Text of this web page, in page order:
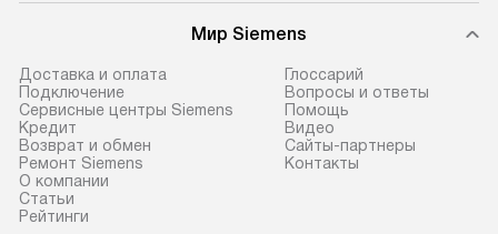
Мир Siemens
Доставка и оплата
Подключение
Сервисные центры Siemens
Кредит
Возврат и обмен
Ремонт Siemens
О компании
Статьи
Рейтинги
Глоссарий
Вопросы и ответы
Помощь
Видео
Сайты-партнеры
Контакты